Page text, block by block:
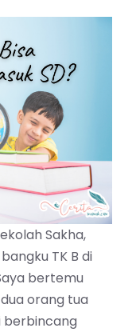
Sakha,
TK B di
bertemu
orang tua
berbincang